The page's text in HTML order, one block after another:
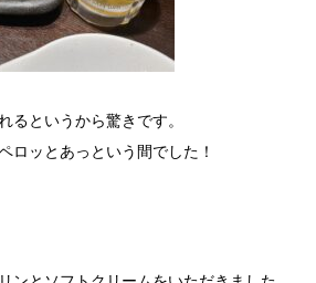
るというから驚きです。
ロッとあっという間でした！